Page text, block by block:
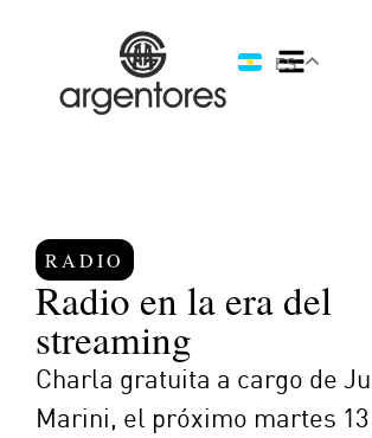
ES
RADIO
Radio en la era del
streaming
Charla gratuita a cargo de
Marini, el próximo martes